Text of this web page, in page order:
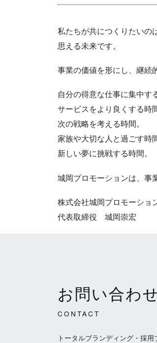
私たちが共につくりたいの
思える未来です。
事業の価値を形にし、継続
自分の得意な仕事に集中す
サービスをより良くする時間
次の戦略を考える時間。
家族や大切な人と過ごす時間
新しい夢に挑戦する時間。
城岡プロモーションは、事
株式会社城岡プロモーショ
代表取締役 城岡崇宏
お問い合わ
CONTACT
トータルブランディング・採